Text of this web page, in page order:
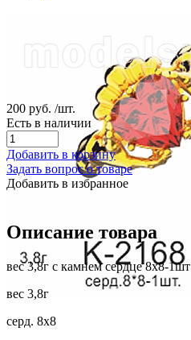
200 руб. /шт.
Есть в наличии
Добавить в корзину
Задать вопрос о товаре
Добавить в избранное
Описание товара
вес 3,8г с камнем сердце 8х8-1шт
вес 3,8г
серд. 8х8